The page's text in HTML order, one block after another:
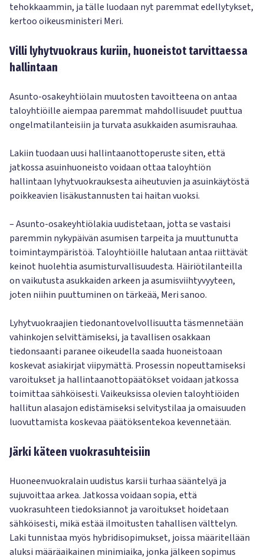
tehokkaammin, ja tälle luodaan nyt paremmat edellytykset,
kertoo oikeusministeri Meri.
Villi lyhytvuokraus kuriin, huoneistot tarvittaessa
hallintaan
Asunto-osakeyhtiölain muutosten tavoitteena on antaa
taloyhtiöille aiempaa paremmat mahdollisuudet puuttua
ongelmatilanteisiin ja turvata asukkaiden asumisrauhaa.
Lakiin tuodaan uusi hallintaanottoperuste siten, että
jatkossa asuinhuoneisto voidaan ottaa taloyhtiön
hallintaan lyhytvuokrauksesta aiheutuvien ja asuinkäytöstä
poikkeavien lisäkustannusten tai haitan vuoksi.
– Asunto-osakeyhtiölakia uudistetaan, jotta se vastaisi
paremmin nykypäivän asumisen tarpeita ja muuttunutta
toimintaympäristöä. Taloyhtiöille halutaan antaa riittävät
keinot huolehtia asumisturvallisuudesta. Häiriötilanteilla
on vaikutusta asukkaiden arkeen ja asumisviihtyvyyteen,
joten niihin puuttuminen on tärkeää, Meri sanoo.
Lyhytvuokraajien tiedonantovelvollisuutta täsmennetään
vahinkojen selvittämiseksi, ja tavallisen osakkaan
tiedonsaanti paranee oikeudella saada huoneistoaan
koskevat asiakirjat viipymättä. Prosessin nopeuttamiseksi
varoitukset ja hallintaanottopäätökset voidaan jatkossa
toimittaa sähköisesti. Vaikeuksissa olevien taloyhtiöiden
hallitun alasajon edistämiseksi selvitystilaa ja omaisuuden
luovuttamista koskevaa päätöksentekoa kevennetään.
Järki käteen vuokrasuhteisiin
Huoneenvuokralain uudistus karsii turhaa sääntelyä ja
sujuvoittaa arkea. Jatkossa voidaan sopia, että
vuokrasuhteen tiedoksiannot ja varoitukset hoidetaan
sähköisesti, mikä estää ilmoitusten tahallisen välttelyn.
Laki tunnistaa myös hybridisopimukset, joissa määritellään
aluksi määräaikainen minimiaika, jonka jälkeen sopimus